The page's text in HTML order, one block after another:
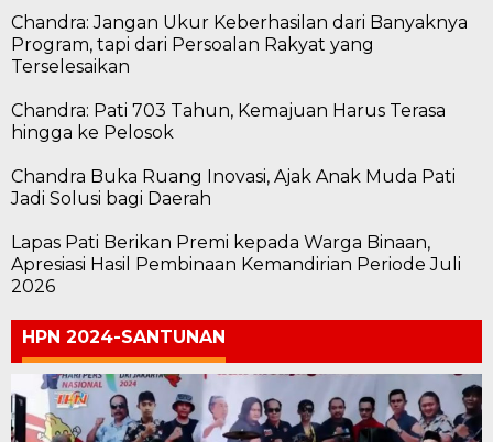
Chandra: Jangan Ukur Keberhasilan dari Banyaknya
Program, tapi dari Persoalan Rakyat yang
Terselesaikan
Chandra: Pati 703 Tahun, Kemajuan Harus Terasa
hingga ke Pelosok
Chandra Buka Ruang Inovasi, Ajak Anak Muda Pati
Jadi Solusi bagi Daerah
Lapas Pati Berikan Premi kepada Warga Binaan,
Apresiasi Hasil Pembinaan Kemandirian Periode Juli
2026
HPN 2024-SANTUNAN